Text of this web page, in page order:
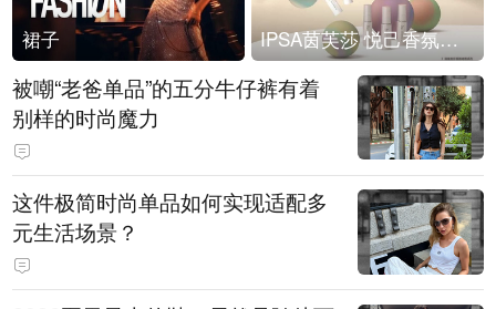
裙子 IPSA茵芙莎 悦己香氛凝露上市
被嘲“老爸单品”的五分牛仔裤有着
别样的时尚魔力
这件极简时尚单品如何实现适配多
元生活场景？